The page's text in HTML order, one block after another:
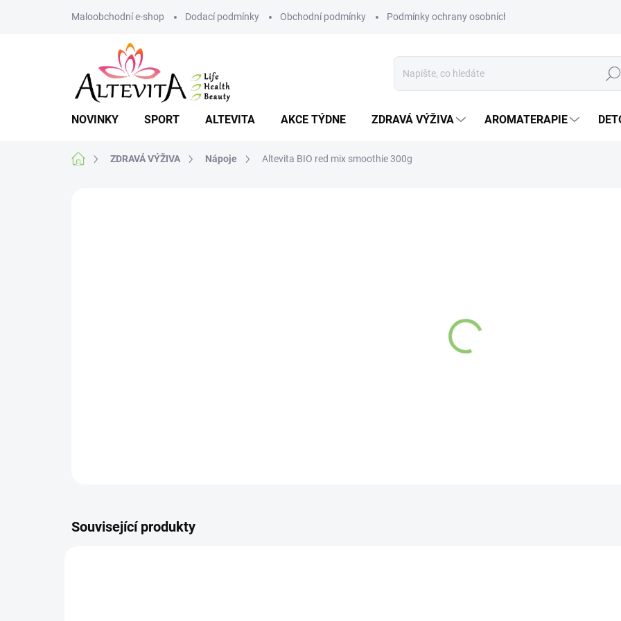
Maloobchodní e-shop Dodací podmínky Obchodní podmínky Podmínky ochrany osobních údajů
NOVINKY SPORT ALTEVITA AKCE TÝDNE ZDRAVÁ VÝŽIVA AROMATERAPIE
Domů ZDRAVÁ VÝŽIVA Nápoje Altevita BIO red mix smoothie 300g
Související produkty